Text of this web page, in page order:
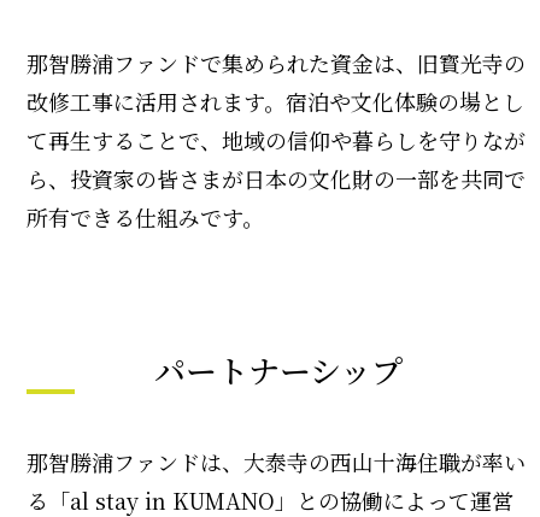
那智勝浦ファンドで集められた資金は、旧寳光寺の
改修工事に活用されます。宿泊や文化体験の場とし
て再生することで、地域の信仰や暮らしを守りなが
ら、投資家の皆さまが日本の文化財の一部を共同で
所有できる仕組みです。
パートナーシップ
那智勝浦ファンドは、大泰寺の西山十海住職が率い
る「al stay in KUMANO」との協働によって運営